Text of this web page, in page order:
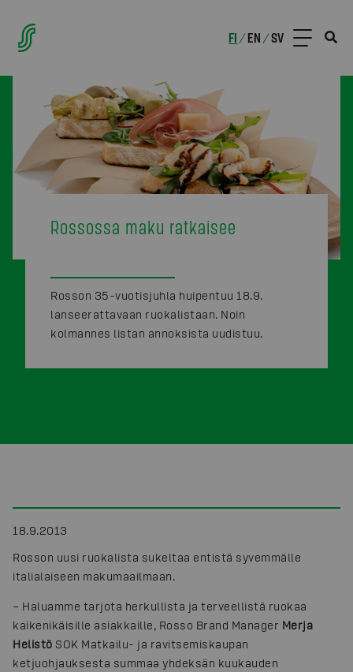
FI /EN /SV
Rossossa maku ratkaisee
Rosson 35-vuotisjuhla huipentuu 18.9.
lanseerattavaan ruokalistaan. Noin
kolmannes listan annoksista uudistuu.
18.9.2013
Rosson uusi ruokalista sukeltaa entistä syvemmälle
italialaiseen makumaailmaan.
– Haluamme tarjota herkullista ja terveellistä ruokaa
kaikenikäisille asiakkaille, Rosso Brand Manager Merja
Helistö SOK Matkailu- ja ravitsemiskaupan
ketjuohjauksesta summaa yhdeksän kuukauden